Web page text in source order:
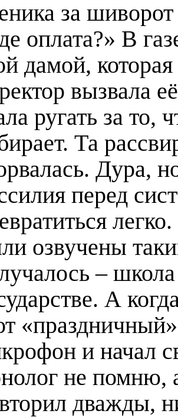
за
оплата?» В
дамой,
вызвала
ругать за то,
Та
Дура,
перед
озвучены
–
А
и начал
не помню,
дважды,